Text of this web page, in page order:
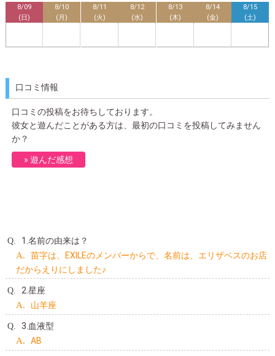
8/09
(日)
8/10
(月)
8/11
(火)
8/12
(水)
8/13
(木)
8/14
(金)
8/15
(土)
口コミ情報
口コミの投稿をお待ちしております。
彼女と遊んだことがある方は、最初の口コミを投稿してみません
か？
遊んだ感想
1.名前の由来は？
苗字は、EXILEのメンバーからで、名前は、エリザベスのお店
だからえりにしました♪
2.星座
山羊座
3.血液型
AB